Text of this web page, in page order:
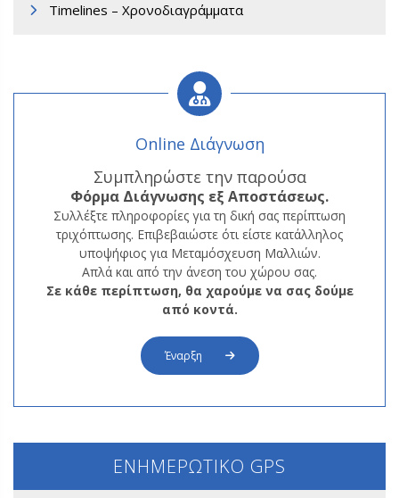
Α3. Μεταμόσχευση Μαλλιών FUT
Timelines – Χρονοδιαγράμματα
Online Διάγνωση
Συμπληρώστε την παρούσα
Φόρμα Διάγνωσης εξ Αποστάσεως.
Συλλέξτε πληροφορίες για τη δική σας περίπτωση
τριχόπτωσης. Επιβεβαιώστε ότι είστε κατάλληλος
υποψήφιος για Μεταμόσχευση Μαλλιών.
Απλά και από την άνεση του χώρου σας.
Σε κάθε περίπτωση, θα χαρούμε να σας δούμε
από κοντά.
Έναρξη
ΕΝΗΜΕΡΩΤΙΚΟ GPS